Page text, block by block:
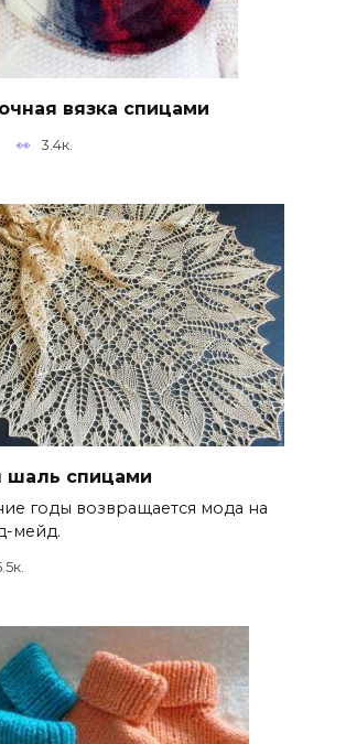
вязка спицами
3.4к.
шаль спицами
годы возвращается мода на
мейд.